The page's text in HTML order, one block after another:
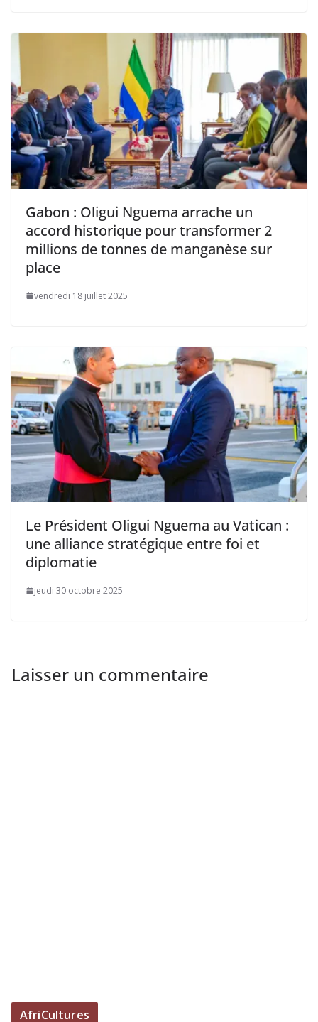
Gabon : Oligui Nguema arrache un
accord historique pour transformer 2
millions de tonnes de manganèse sur
place
vendredi 18 juillet 2025
Le Président Oligui Nguema au Vatican :
une alliance stratégique entre foi et
diplomatie
jeudi 30 octobre 2025
Laisser un commentaire
AfriCultures